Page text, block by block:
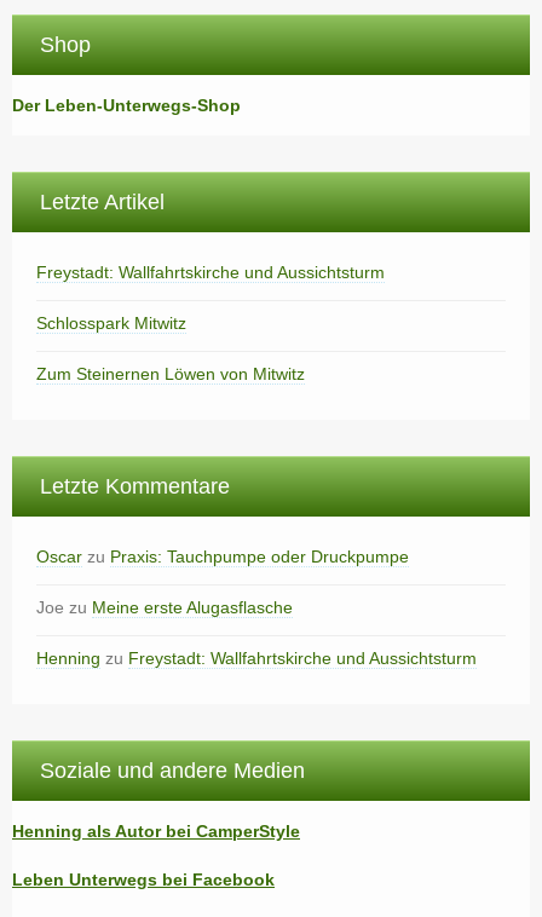
Shop
Der Leben-Unterwegs-Shop
Letzte Artikel
Freystadt: Wallfahrtskirche und Aussichtsturm
Schlosspark Mitwitz
Zum Steinernen Löwen von Mitwitz
Letzte Kommentare
Oscar zu Praxis: Tauchpumpe oder Druckpumpe
Joe zu Meine erste Alugasflasche
Henning zu Freystadt: Wallfahrtskirche und Aussichtsturm
Soziale und andere Medien
Henning als Autor bei CamperStyle
Leben Unterwegs bei Facebook